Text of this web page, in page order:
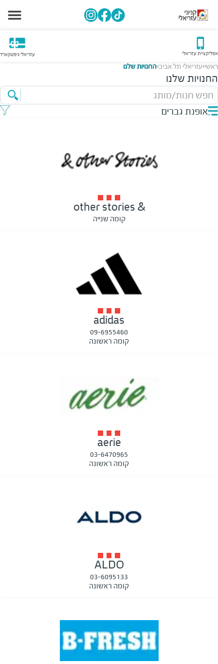
אפליקציית עזריאלי עזריאלי גיפטקארד
ראשי>עזריאלי תל אביב>החנויות שלנו
החנויות שלנו
חפש חנות/מותג
אופנת גברים
& other stories
קומה שנייה
adidas
09-6955460
קומה ראשונה
aerie
03-6470965
קומה ראשונה
ALDO
03-6095133
קומה ראשונה